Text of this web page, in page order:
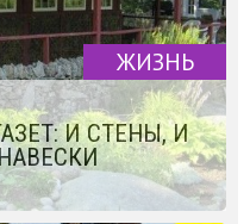
ЖИЗНЬ
И СТЕНЫ, И